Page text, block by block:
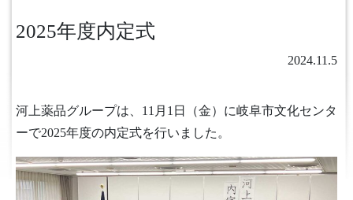
2025年度内定式
2024.11.5
河上薬品グループは、11月1日（金）に岐阜市文化センタ
ーで2025年度の内定式を行いました。